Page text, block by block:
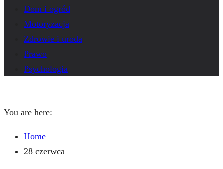
Dom i ogród
Motoryzacja
Zdrowie i uroda
Prawo
Psychologia
You are here:
Home
28 czerwca